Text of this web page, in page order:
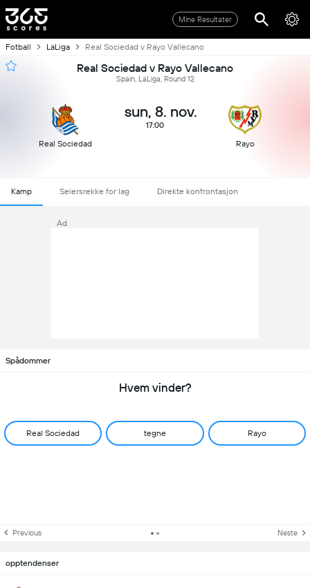
Mine Resultater
Fotball LaLiga Real Sociedad v Rayo Vallecano
Real Sociedad v Rayo Vallecano
Spain, LaLiga, Round 12
Real Sociedad
sun, 8. nov.
17:00
Rayo
Kamp Seiersrekke for lag Direkte konfrontasjon
Ad
Spådommer
Hvem vinder?
Real Sociedad tegne Rayo
Previous Neste
opptendenser